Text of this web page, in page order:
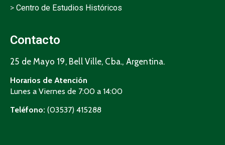
> Centro de Estudios Históricos
Contacto
25 de Mayo 19, Bell Ville, Cba., Argentina.
Horarios de Atención
Lunes a Viernes de 7:00 a 14:00
Teléfono: (03537) 415288